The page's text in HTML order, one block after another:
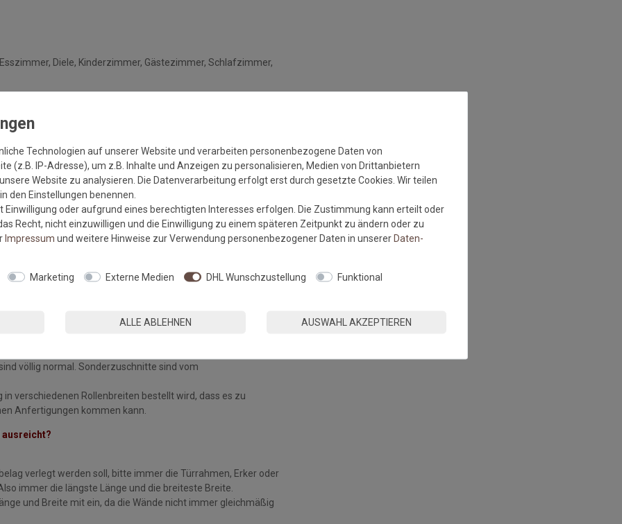
Diele, Kinderzimmer, Gästezimmer, Schlafzimmer,
aus der Verlegeanleitung des Herstellers!
die Materialeigenschaften bestimmt, sondern im gleichen
und Chargengleichheit sowie auf Fehler. Mängelrügen oder
Abweichungen der Qualität, Farbe, Breite, des
die jedoch innerhalb vorgegebener Toleranzen liegen,
völlig normal. Sonderzuschnitte sind vom
verschiedenen Rollenbreiten bestellt wird, dass es zu
Anfertigungen kommen kann.
ausreicht?
verlegt werden soll, bitte immer die Türrahmen, Erker oder
immer die längste Länge und die breiteste Breite.
und Breite mit ein, da die Wände nicht immer gleichmäßig
Technologien auf unserer Website und verarbeiten personenbezogene Daten von
(z.B. IP-Adresse), um z.B. Inhalte und Anzeigen zu personalisieren, Medien von Drittanbietern
Website zu analysieren. Die Datenverarbeitung erfolgt erst durch gesetzte Cookies. Wir teilen
den Einstellungen benennen.
Einwilligung oder aufgrund eines berechtigten Interesses erfolgen. Die Zustimmung kann erteilt oder
Recht, nicht einzuwilligen und die Einwilligung zu einem späteren Zeitpunkt zu ändern oder zu
Impressum und weitere Hinweise zur Verwendung personenbezogener Daten in unsererDaten­
Marketing Externe Medien DHL Wunschzustellung Funktional
ALLE ABLEHNEN AUSWAHL AKZEPTIEREN